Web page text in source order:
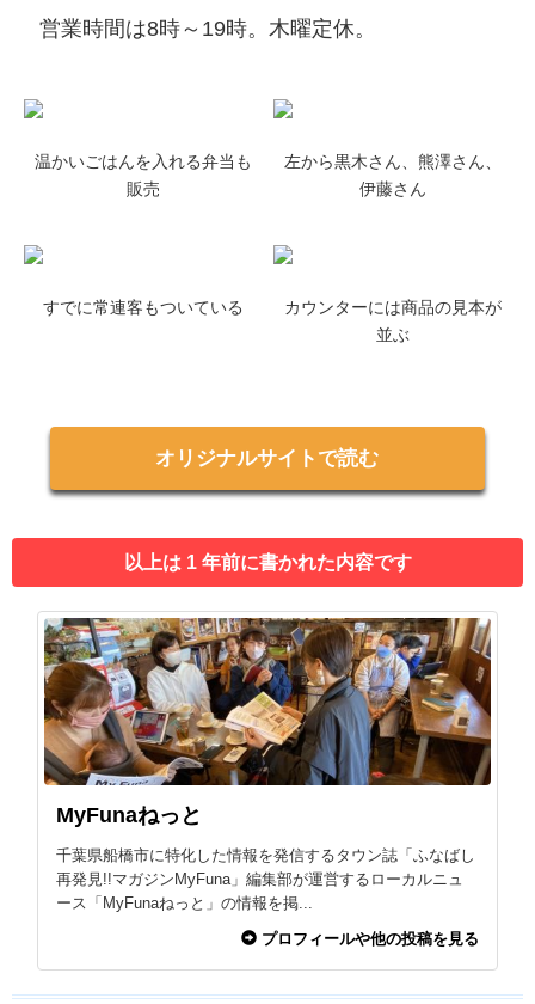
営業時間は8時～19時。木曜定休。
温かいごはんを入れる弁当も
販売
左から黒木さん、熊澤さん、
伊藤さん
すでに常連客もついている
カウンターには商品の見本が
並ぶ
オリジナルサイトで読む
以上は 1 年前に書かれた内容です
MyFunaねっと
千葉県船橋市に特化した情報を発信するタウン誌「ふなばし
再発見!!マガジンMyFuna」編集部が運営するローカルニュ
ース「MyFunaねっと」の情報を掲...
プロフィールや他の投稿を見る